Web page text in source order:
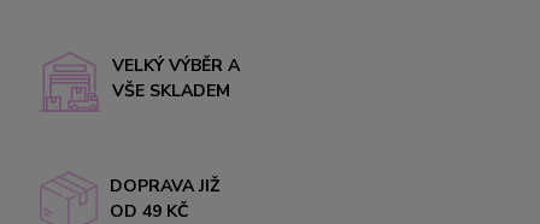
VELKÝ VÝBĚR A
VŠE SKLADEM
DOPRAVA JIŽ
OD 49 KČ